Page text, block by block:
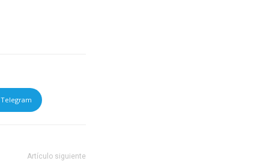
Telegram
Artículo siguiente